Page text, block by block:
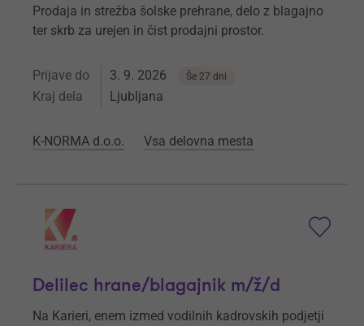
Prodaja in strežba šolske prehrane, delo z blagajno
ter skrb za urejen in čist prodajni prostor.
Prijave do 3. 9. 2026 Še 27 dni
Kraj dela Ljubljana
K-NORMA d.o.o. Vsa delovna mesta
Delilec hrane/blagajnik m/ž/d
Na Karieri, enem izmed vodilnih kadrovskih podjetji